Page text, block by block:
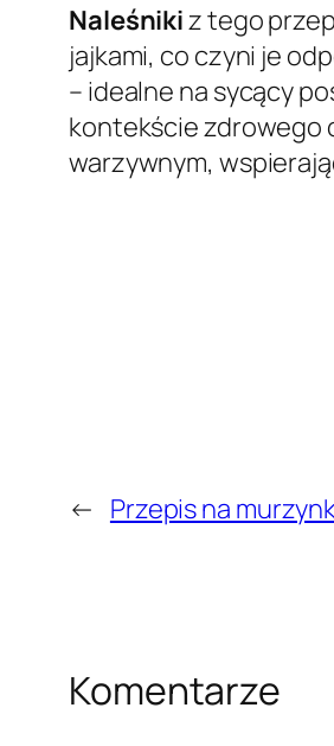
Naleśnikiz tego
jajkami, co czyni je
– idealne na sycący
kontekście zdrowego
warzywnym,
← Przepis na
Komentarze